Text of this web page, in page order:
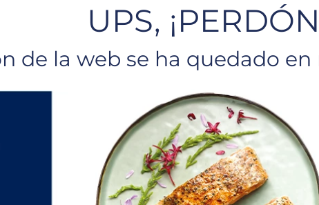
UPS,
de la web se ha quedado